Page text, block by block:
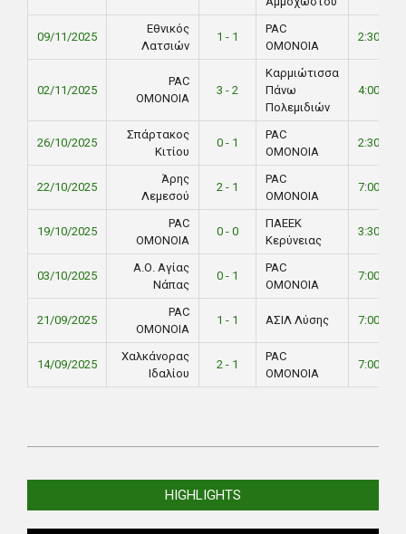
09/11/2025
Εθνικός
Λατσιών
1 - 1
PAC
ΟΜΟΝΟΙΑ
2:30 PM
02/11/2025
PAC
ΟΜΟΝΟΙΑ
3 - 2
Καρμιώτισσα
Πάνω
Πολεμιδιών
4:00 PM
26/10/2025
Σπάρτακος
Κιτίου
0 - 1
PAC
ΟΜΟΝΟΙΑ
2:30 PM
22/10/2025
Άρης
Λεμεσού
2 - 1
PAC
ΟΜΟΝΟΙΑ
7:00 PM
19/10/2025
PAC
ΟΜΟΝΟΙΑ
0 - 0
ΠΑΕΕΚ
Κερύνειας
3:30 PM
03/10/2025
Α.Ο. Αγίας
Νάπας
0 - 1
PAC
ΟΜΟΝΟΙΑ
7:00 PM
21/09/2025
PAC
ΟΜΟΝΟΙΑ
1 - 1 ΑΣΙΛ Λύσης 7:00 PM
14/09/2025
Χαλκάνορας
Ιδαλίου
2 - 1
PAC
ΟΜΟΝΟΙΑ
7:00 PM
04-
HIGHLIGHTS